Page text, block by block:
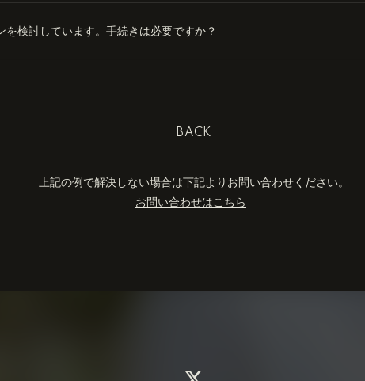
を検討しています。手続きは必要ですか？
BACK
上記の例で解決しない場合は下記よりお問い合わせください。
お問い合わせはこちら